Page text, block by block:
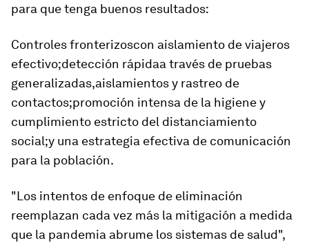
para que tenga buenos resultados:
Controles fronterizoscon aislamiento de viajeros
efectivo;detección rápidaa través de pruebas
generalizadas,aislamientos y rastreo de
contactos;promoción intensa de la higieney
cumplimiento estricto del distanciamiento
social;y una estrategia efectiva de comunicación
para la población.
"Los intentos de enfoque de eliminación
reemplazan cada vez más la mitigación a medida
que la pandemia abrume los sistemas de salud",